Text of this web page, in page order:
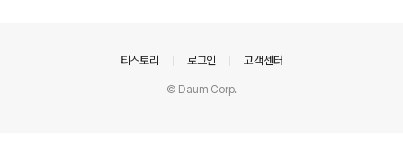
티스토리 로그인 고객센터
© Daum Corp.